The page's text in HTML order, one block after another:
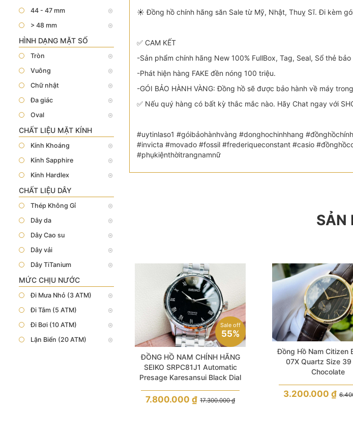
44 - 47 mm
> 48 mm
HÌNH DẠNG MẶT SỐ
Tròn
Vuông
Chữ nhật
Đa giác
Oval
CHẤT LIỆU MẶT KÍNH
Kính Khoáng
Kính Sapphire
Kính Hardlex
CHẤT LIỆU DÂY
Thép Không Gỉ
Dây da
Dây Cao su
Dây vải
Dây TiTanium
MỨC CHỊU NƯỚC
Đi Mưa Nhỏ (3 ATM)
Đi Tắm (5 ATM)
Đi Bơi (10 ATM)
Lặn Biển (20 ATM)
☀️ Đồng hồ chính hãng săn Sale từ Mỹ, Nhật, Thuỵ Sĩ. Đi kèm
✅ CAM KẾT
-Sản phẩm chính hãng New 100% FullBox, Tag, Seal, Sổ thẻ
-Phát hiện hàng FAKE đền nóng 100 triệu.
-GÓI BẢO HÀNH VÀNG: Đồng hồ sẽ được bảo hành về máy
✅ Nếu quý hàng có bất kỳ thắc mắc nào. Hãy Chat ngay với
#uytinlaso1 #góibảohànhvàng #donghochinhhang
#invicta #movado #fossil #frederiqueconstant #casio
#phụkiệnthờitrangnamnữ
SẢN
Sale off
55%
ĐỒNG HỒ NAM CHÍNH HÃNG
SEIKO SRPC81J1 Automatic
Presage Karesansui Black Dial
For Men17.300.000₫
7.800.000₫
Đồng Hồ Nam Citizen
07X Quartz Size 39
Chocolate
3.200.000 ₫